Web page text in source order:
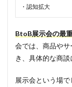
・認知拡大
BtoB展示会の最
会では、商品や
き、具体的な商
展示会という場